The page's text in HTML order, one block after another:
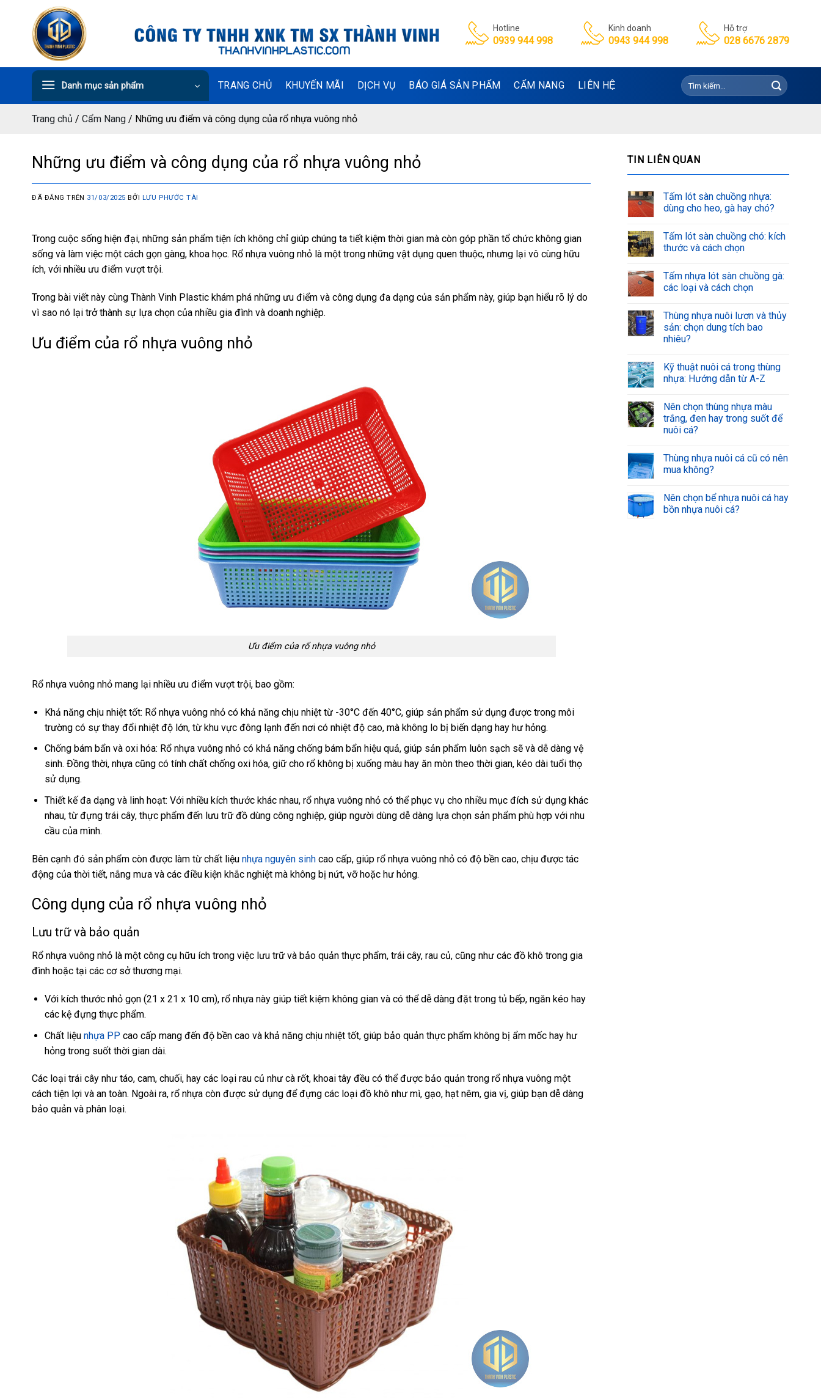
Hotline
0939 944 998
Kinh doanh
0943 944 998
Hỗ trợ
028 6676 2879
Danh mục sản phẩm TRANG CHỦ KHUYẾN MÃI DỊCH VỤ BÁO GIÁ SẢN PHẨM CẨM NANG LIÊN HỆ
Tìm
kiếm:
Trang chủ / Cẩm Nang / Những ưu điểm và công dụng của rổ nhựa vuông nhỏ
Những ưu điểm và công dụng của rổ nhựa vuông nhỏ
ĐÃ ĐĂNG TRÊN 31/03/2025 BỞI LƯU PHƯỚC TÀI
Trong cuộc sống hiện đại, những sản phẩm tiện ích không chỉ giúp chúng ta tiết kiệm thời gian mà còn góp phần tổ chức không gian
sống và làm việc một cách gọn gàng, khoa học. Rổ nhựa vuông nhỏ là một trong những vật dụng quen thuộc, nhưng lại vô cùng hữu
ích, với nhiều ưu điểm vượt trội.
Trong bài viết này cùng Thành Vinh Plastic khám phá những ưu điểm và công dụng đa dạng của sản phẩm này, giúp bạn hiểu rõ lý do
vì sao nó lại trở thành sự lựa chọn của nhiều gia đình và doanh nghiệp.
Ưu điểm của rổ nhựa vuông nhỏ
Ưu điểm của rổ nhựa vuông nhỏ
Rổ nhựa vuông nhỏ mang lại nhiều ưu điểm vượt trội, bao gồm:
Khả năng chịu nhiệt tốt: Rổ nhựa vuông nhỏ có khả năng chịu nhiệt từ -30°C đến 40°C, giúp sản phẩm sử dụng được trong môi
trường có sự thay đổi nhiệt độ lớn, từ khu vực đông lạnh đến nơi có nhiệt độ cao, mà không lo bị biến dạng hay hư hỏng.
Chống bám bẩn và oxi hóa: Rổ nhựa vuông nhỏ có khả năng chống bám bẩn hiệu quả, giúp sản phẩm luôn sạch sẽ và dễ dàng vệ
sinh. Đồng thời, nhựa cũng có tính chất chống oxi hóa, giữ cho rổ không bị xuống màu hay ăn mòn theo thời gian, kéo dài tuổi thọ
sử dụng.
Thiết kế đa dạng và linh hoạt: Với nhiều kích thước khác nhau, rổ nhựa vuông nhỏ có thể phục vụ cho nhiều mục đích sử dụng khác
nhau, từ đựng trái cây, thực phẩm đến lưu trữ đồ dùng công nghiệp, giúp người dùng dễ dàng lựa chọn sản phẩm phù hợp với nhu
cầu của mình.
Bên cạnh đó sản phẩm còn được làm từ chất liệu nhựa nguyên sinh cao cấp, giúp rổ nhựa vuông nhỏ có độ bền cao, chịu được tác
động của thời tiết, nắng mưa và các điều kiện khắc nghiệt mà không bị nứt, vỡ hoặc hư hỏng.
Công dụng của rổ nhựa vuông nhỏ
Lưu trữ và bảo quản
Rổ nhựa vuông nhỏ là một công cụ hữu ích trong việc lưu trữ và bảo quản thực phẩm, trái cây, rau củ, cũng như các đồ khô trong gia
đình hoặc tại các cơ sở thương mại.
Với kích thước nhỏ gọn (21 x 21 x 10 cm), rổ nhựa này giúp tiết kiệm không gian và có thể dễ dàng đặt trong tủ bếp, ngăn kéo hay
các kệ đựng thực phẩm.
Chất liệu nhựa PP cao cấp mang đến độ bền cao và khả năng chịu nhiệt tốt, giúp bảo quản thực phẩm không bị ẩm mốc hay hư
hỏng trong suốt thời gian dài.
Các loại trái cây như táo, cam, chuối, hay các loại rau củ như cà rốt, khoai tây đều có thể được bảo quản trong rổ nhựa vuông một
cách tiện lợi và an toàn. Ngoài ra, rổ nhựa còn được sử dụng để đựng các loại đồ khô như mì, gạo, hạt nêm, gia vị, giúp bạn dễ dàng
bảo quản và phân loại.
TIN LIÊN QUAN
Tấm lót sàn chuồng nhựa:
dùng cho heo, gà hay chó?
Tấm lót sàn chuồng chó: kích
thước và cách chọn
Tấm nhựa lót sàn chuồng gà:
các loại và cách chọn
Thùng nhựa nuôi lươn và thủy
sản: chọn dung tích bao
nhiêu?
Kỹ thuật nuôi cá trong thùng
nhựa: Hướng dẫn từ A-Z
Nên chọn thùng nhựa màu
trắng, đen hay trong suốt để
nuôi cá?
Thùng nhựa nuôi cá cũ có nên
mua không?
Nên chọn bể nhựa nuôi cá hay
bồn nhựa nuôi cá?